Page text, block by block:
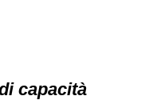
capacità